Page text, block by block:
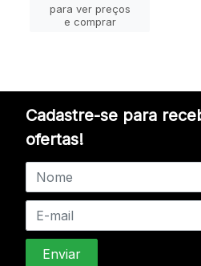
para ver preços
e comprar
Cadastre-se para
ofertas!